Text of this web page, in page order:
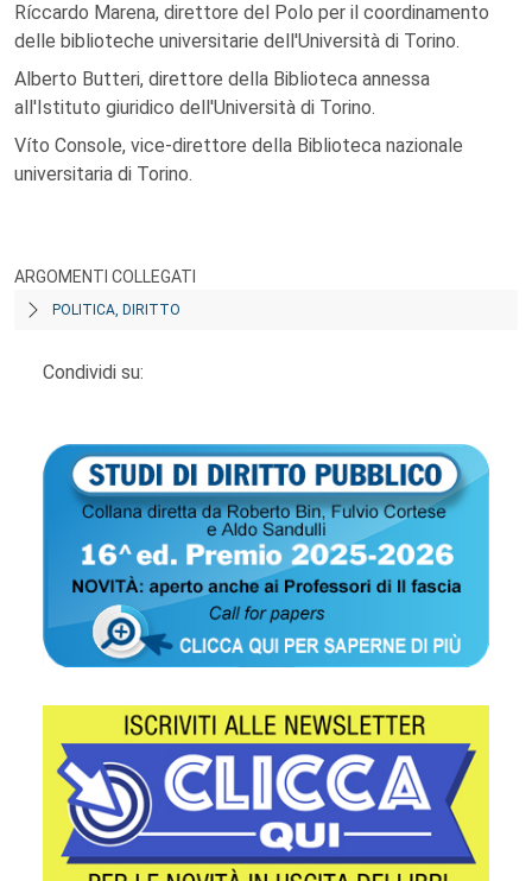
Ríccardo Marena, direttore del Polo per il coordinamento
delle biblioteche universitarie dell'Università di Torino.
Alberto Butteri, direttore della Biblioteca annessa
all'Istituto giuridico dell'Università di Torino.
Víto Console, vice-direttore della Biblioteca nazionale
universitaria di Torino.
ARGOMENTI COLLEGATI
POLITICA, DIRITTO
Condividi su: